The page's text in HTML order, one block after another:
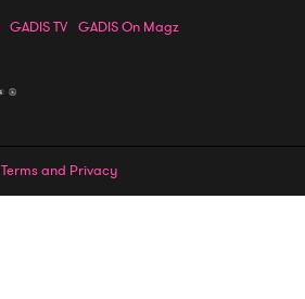
GADIS TV GADIS On Magz
Terms and Privacy